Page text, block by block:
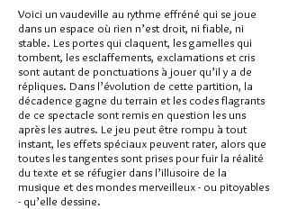
Voici un vaudeville au rythme effréné qui se joue
dans un espace où rien n’est droit, ni fiable, ni
stable. Les portes qui claquent, les gamelles qui
tombent, les esclaffements, exclamations et cris
sont autant de ponctuations à jouer qu’il y a de
répliques. Dans l’évolution de cette partition, la
décadence gagne du terrain et les codes flagrants
de ce spectacle sont remis en question les uns
après les autres. Le jeu peut être rompu à tout
instant, les effets spéciaux peuvent rater, alors que
toutes les tangentes sont prises pour fuir la réalité
du texte et se réfugier dans l’illusoire de la
musique et des mondes merveilleux - ou pitoyables
- qu’elle dessine.